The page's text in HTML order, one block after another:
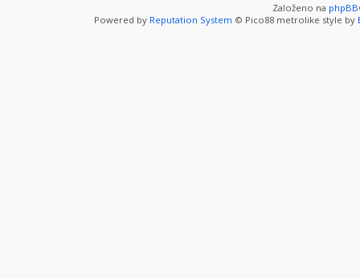
Založeno na phpBB
Powered by Reputation System © Pico88 metrolike style by